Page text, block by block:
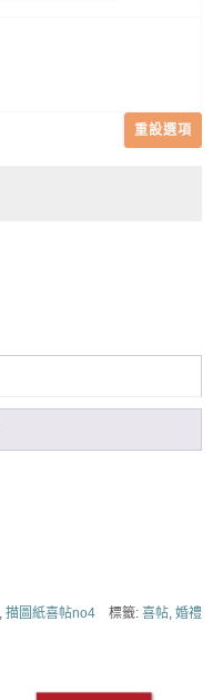
重設選項
,描圖紙喜帖no4 標籤:喜帖 ,婚禮